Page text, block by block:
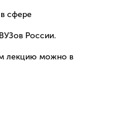
сфере
России.
лекцию можно в